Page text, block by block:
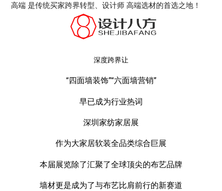
高端 是传统买家跨界转型、设计师 高端选材的首选之地！
深度跨界让
“四面墙装饰”“六面墙营销”
早已成为行业热词
深圳家纺家居展
作为大家居软装全品类综合巨展
本届展览除了汇聚了全球顶尖的布艺品牌
墙材更是成为了与布艺比肩前行的新赛道